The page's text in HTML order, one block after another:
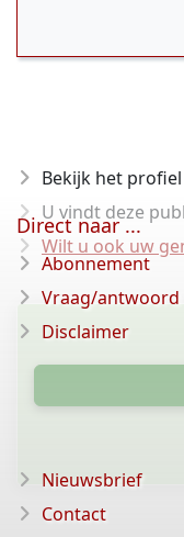
Bekijk het
U vindt deze
Wilt u ook uw
Direct naar ...
Abonnement
Vraag/antwoord
Disclaimer
Nieuwsbrief
Contact